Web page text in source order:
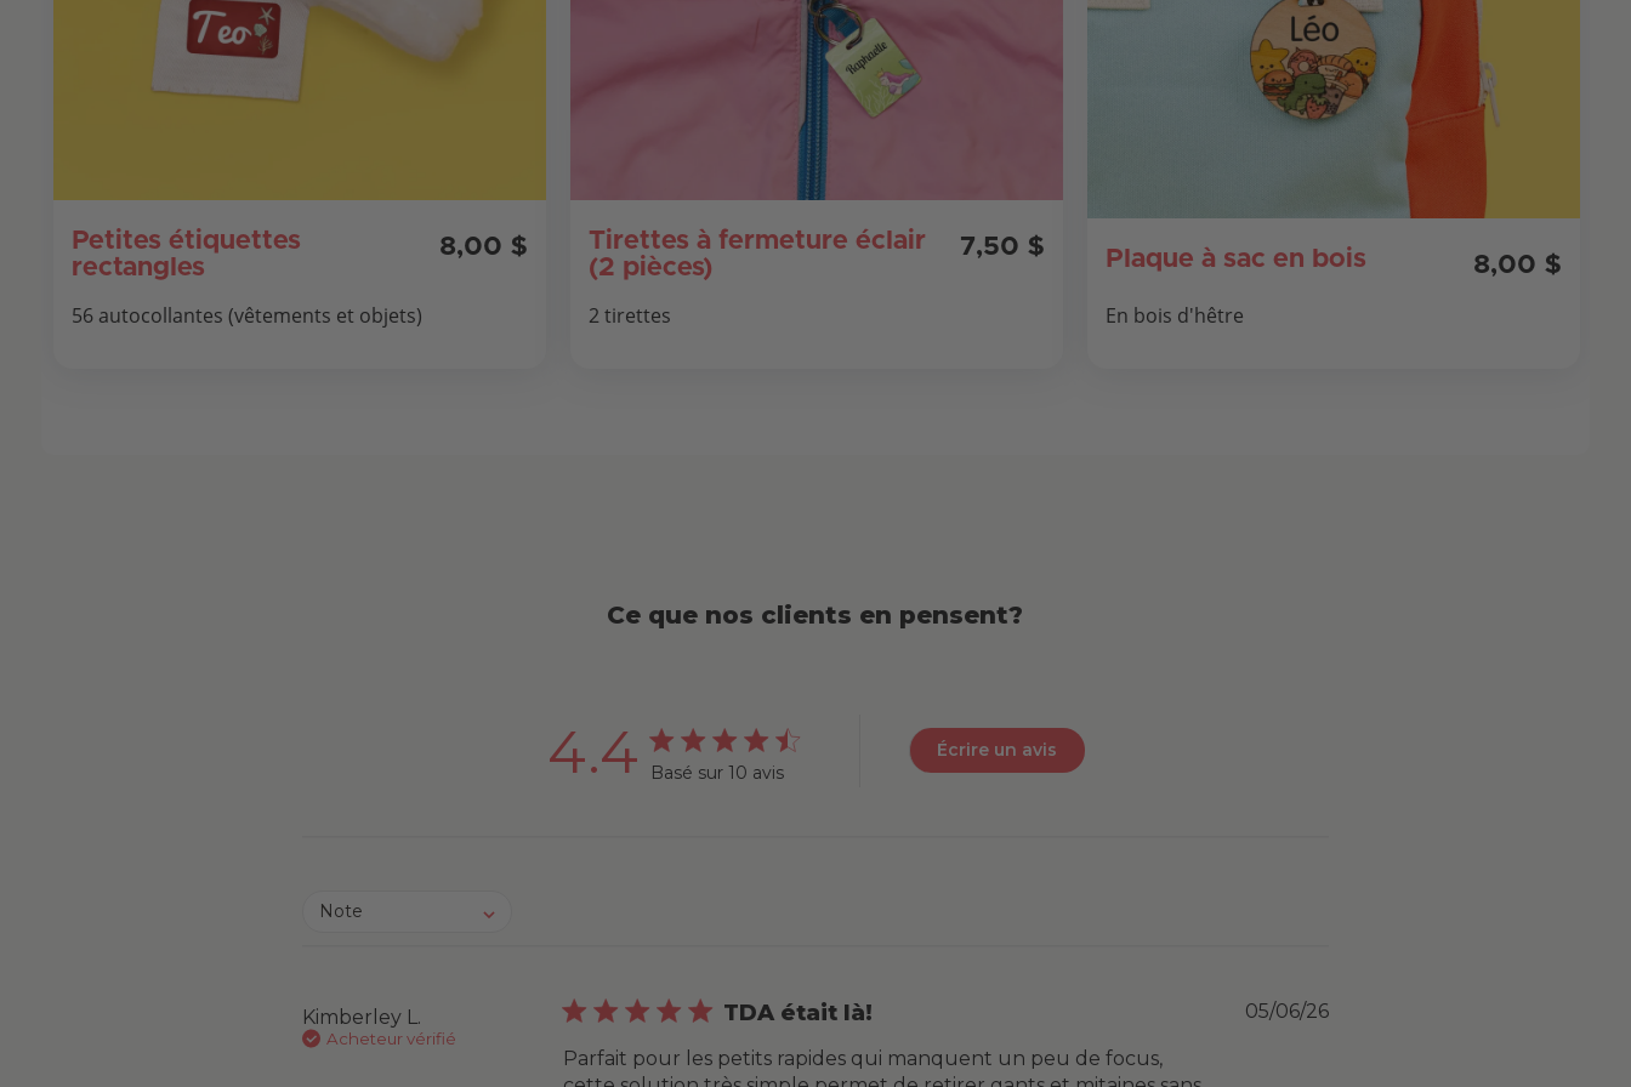
Petites étiquettes
rectangles
8,00 $
56 autocollantes (vêtements et objets)
Tirettes à fermeture éclair
(2 pièces)
7,50 $
2 tirettes
Plaque à sac en bois
8,00 $
En bois d'hêtre
Ce que nos clients en pensent?
4.4 4.4 out of 5 stars 10 total reviews
Basé sur 10 avis
Écrire un avis
Note
Kimberley L.
Acheteur vérifié
TDA était là!
Parfait pour les petits rapides qui manquent un peu de focus,
Published
05/06/26